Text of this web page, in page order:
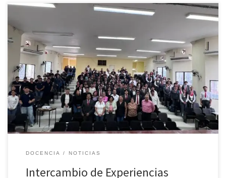
con la formación de profesionales de la educación a través de
espacios que promueven el diálogo, la reflexión y el intercambio
de conocimientos. Del 11 al 13 de junio de 2026, estudiantes,
docentes y directivos de nuestra institución participaron en un
enriquecedor encuentro académico con la Escuela Normal
Primaria Oficial “Profesor Jesús Merino Nieto” de Ixcaquixtla,
Puebla. A través de mesas de trabajo, presentación de proyectos
de intervención, narrativas pedagógicas y actividades culturales,
las y los […]
DOCENCIA NOTICIAS
Intercambio de Experiencias